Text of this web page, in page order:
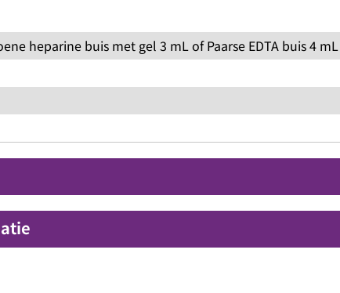
heparine buis met gel 3 mL of Paarse EDTA buis 4 mL